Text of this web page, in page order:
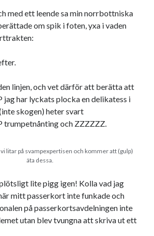
med ett leende sa min norrbottniska
om spik i foten, yxa i vaden
linjen, och vet därför att berätta att
jag har lyckats plocka en delikatess i
skogen) heter svart
trumpetnånting och ZZZZZZ.
litar på svampexpertisen och kommer att (gulp)
äta dessa.
lite pigg igen! Kolla vad jag
mitt passerkort inte funkade och
på passerkortsavdelningen inte
utan blev tvungna att skriva ut ett